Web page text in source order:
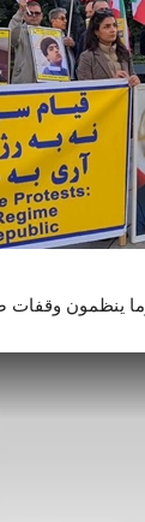
ينظمون وقفات